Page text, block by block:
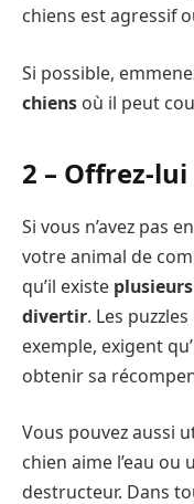
chiens est agressif
Si possible,
chiens où il peut
2 – Offrez-
Si vous n’avez pas
votre animal de
qu’il existe
divertir. Les
exemple, exigent
obtenir sa
Vous pouvez aussi
chien aime l’eau
destructeur. Dans